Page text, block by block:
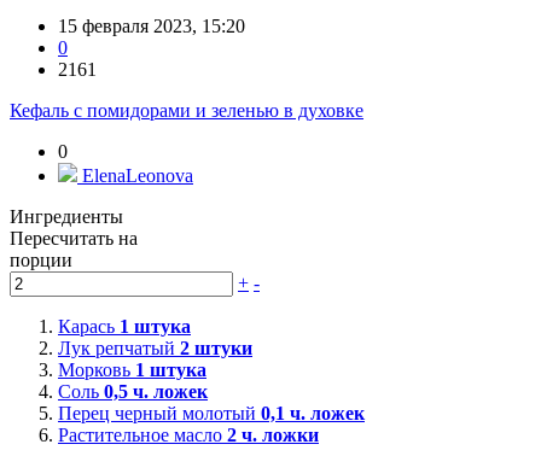
15 февраля 2023, 15:20
0
2161
Кефаль с помидорами и зеленью в духовке
0
ElenaLeonova
Ингредиенты
Пересчитать на
порции
+ -
Карась 1 штука
Лук репчатый 2 штуки
Морковь 1 штука
Соль 0,5 ч. ложек
Перец черный молотый 0,1 ч. ложек
Растительное масло 2 ч. ложки